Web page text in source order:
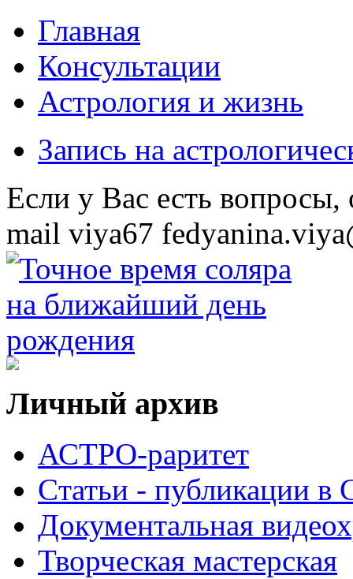
Главная
Консультации
Астрология и жизнь
Запись на
Eсли у Вас есть
mail viya67
Личный архив
АСТРО-раритет
Cтатьи - публикации
Документальная
Творческая мастерская